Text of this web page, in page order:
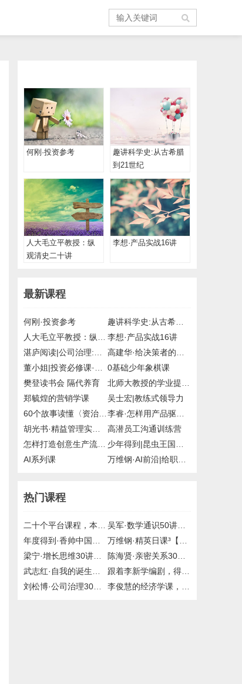
何刚·投资参考
趣讲科学史:从古希腊
到21世纪
人大毛立平教授：纵
观清史二十讲
李想·产品实战16讲
最新课程
何刚·投资参考
趣讲科学史:从古希腊到21世纪
人大毛立平教授：纵观清史二十讲 李想·产品实战16讲
湛庐阅读|公司治理:掌控与激励的艺术
高建华·给决策者的战略课
董小姐|投资必修课·读懂国家政策12讲
0基础少年象棋课
樊登读书会 隔代养育
北师大教授的学业提升课
郑毓煌的营销学课
吴士宏|教练式领导力
60个故事读懂〈资治通鉴〉
李睿·怎样用产品驱动增长
胡光书·精益管理实战课
高潜员工沟通训练营
怎样打造创意生产流水线
少年得到|昆虫王国的科学课
AI系列课
万维钢·AI前沿|给职场人的AI写作课
热门课程
二十个平台课程，本站课程目录节选
吴军·数学通识50讲，mp3，得到，付费课程，百度网盘，有声资源
年度得到·香帅中国财富报告25讲，2019到2020年，百度网盘
万维钢·精英日课³【完结】，精英日课1/2【完结】，mp3，得到，付费课程，百度网盘，有声资源
梁宁·增长思维30讲【完结】，mp3，得到，付费课程，百度网盘，有声资源
陈海贤·亲密关系30讲，mp3，得到，大师课
武志红·自我的诞生，得到，大师课，百度网盘
跟着李新学编剧，得到，百度网盘
刘松博·公司治理30讲【完结】，mp3，得到，喜马拉雅，付费课程，有声资源
李俊慧的经济学课，喜马拉雅，百度网盘